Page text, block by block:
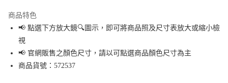
Apple Pay
街口支付
悠遊付
商品特色
📢 點選下方放大鏡🔍圖示，即可將商品照及尺寸表放大或縮小檢
視
📢 官網販售之顏色尺寸，請以可點選商品顏色尺寸為主
商品貨號：572537